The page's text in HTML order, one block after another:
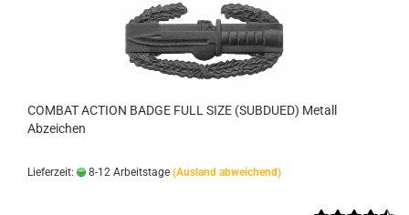
COMBAT ACTION BADGE FULL SIZE (SUBDUED) Metall
Abzeichen
Lieferzeit: 8-12 Arbeitstage (Ausland abweichend)